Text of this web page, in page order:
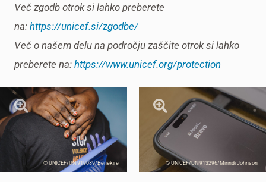
Več zgodb otrok si lahko preberete
na: https://unicef.si/zgodbe/
Več o našem delu na področju zaščite otrok si lahko
preberete na: https://www.unicef.org/protection
© UNICEF/UNI919089/Benekire © UNICEF/UNI913296/Mirindi Johnson